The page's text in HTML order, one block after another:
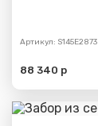
Артикул: S145E2873
88 340 р